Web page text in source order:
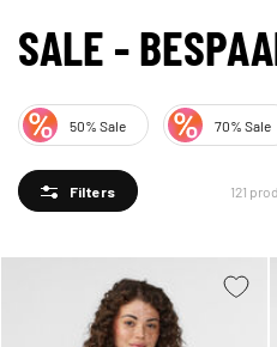
SALE -
50% Sale 70% Sale
Filters 121